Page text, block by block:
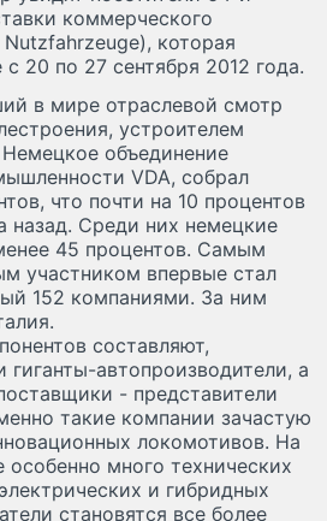
коммерческого
которая
20 по 27 сентября 2012 года.
в мире отраслевой смотр
устроителем
объединение
VDA, собрал
что почти на 10 процентов
назад. Среди них немецкие
45 процентов. Самым
участником впервые стал
152 компаниями. За ним
составляют,
гиганты-автопроизводители, а
- представители
такие компании зачастую
локомотивов. На
особенно много технических
и гибридных
становятся все более